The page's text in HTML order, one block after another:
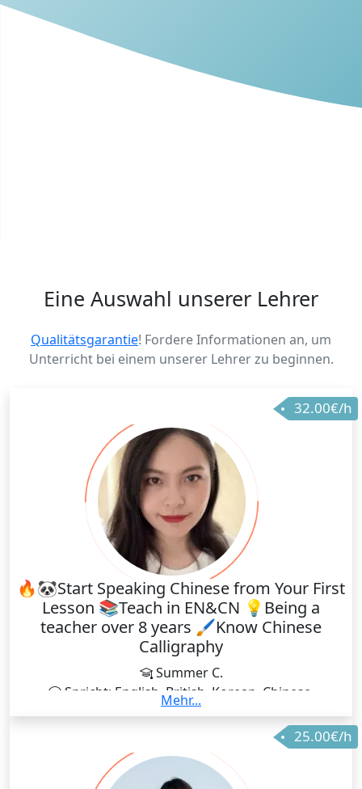
Eine Auswahl unserer Lehrer
Qualitätsgarantie! Fordere Informationen an, um
Unterricht bei einem unserer Lehrer zu beginnen.
32.00€/h
🔥🐼Start Speaking Chinese from Your First
Lesson 📚Teach in EN&CN 💡Being a
teacher over 8 years 🖌️Know Chinese
Calligraphy
Summer C.
Spricht: English, British, Korean, Chinese,
Traditional, Chinese, Simplified
🤗你好呀! I'm Teacher Summer, from Chengdu, a
vibrant city in China that's not only the hometown of
the adorable giant pandas🐼🎋 but also famous for
Mehr...
25.00€/h